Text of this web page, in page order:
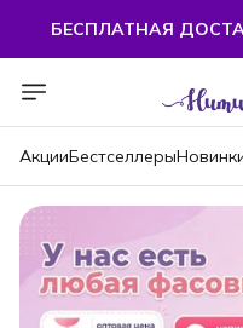
БЕСПЛАТНАЯ
АкцииБестселлеры